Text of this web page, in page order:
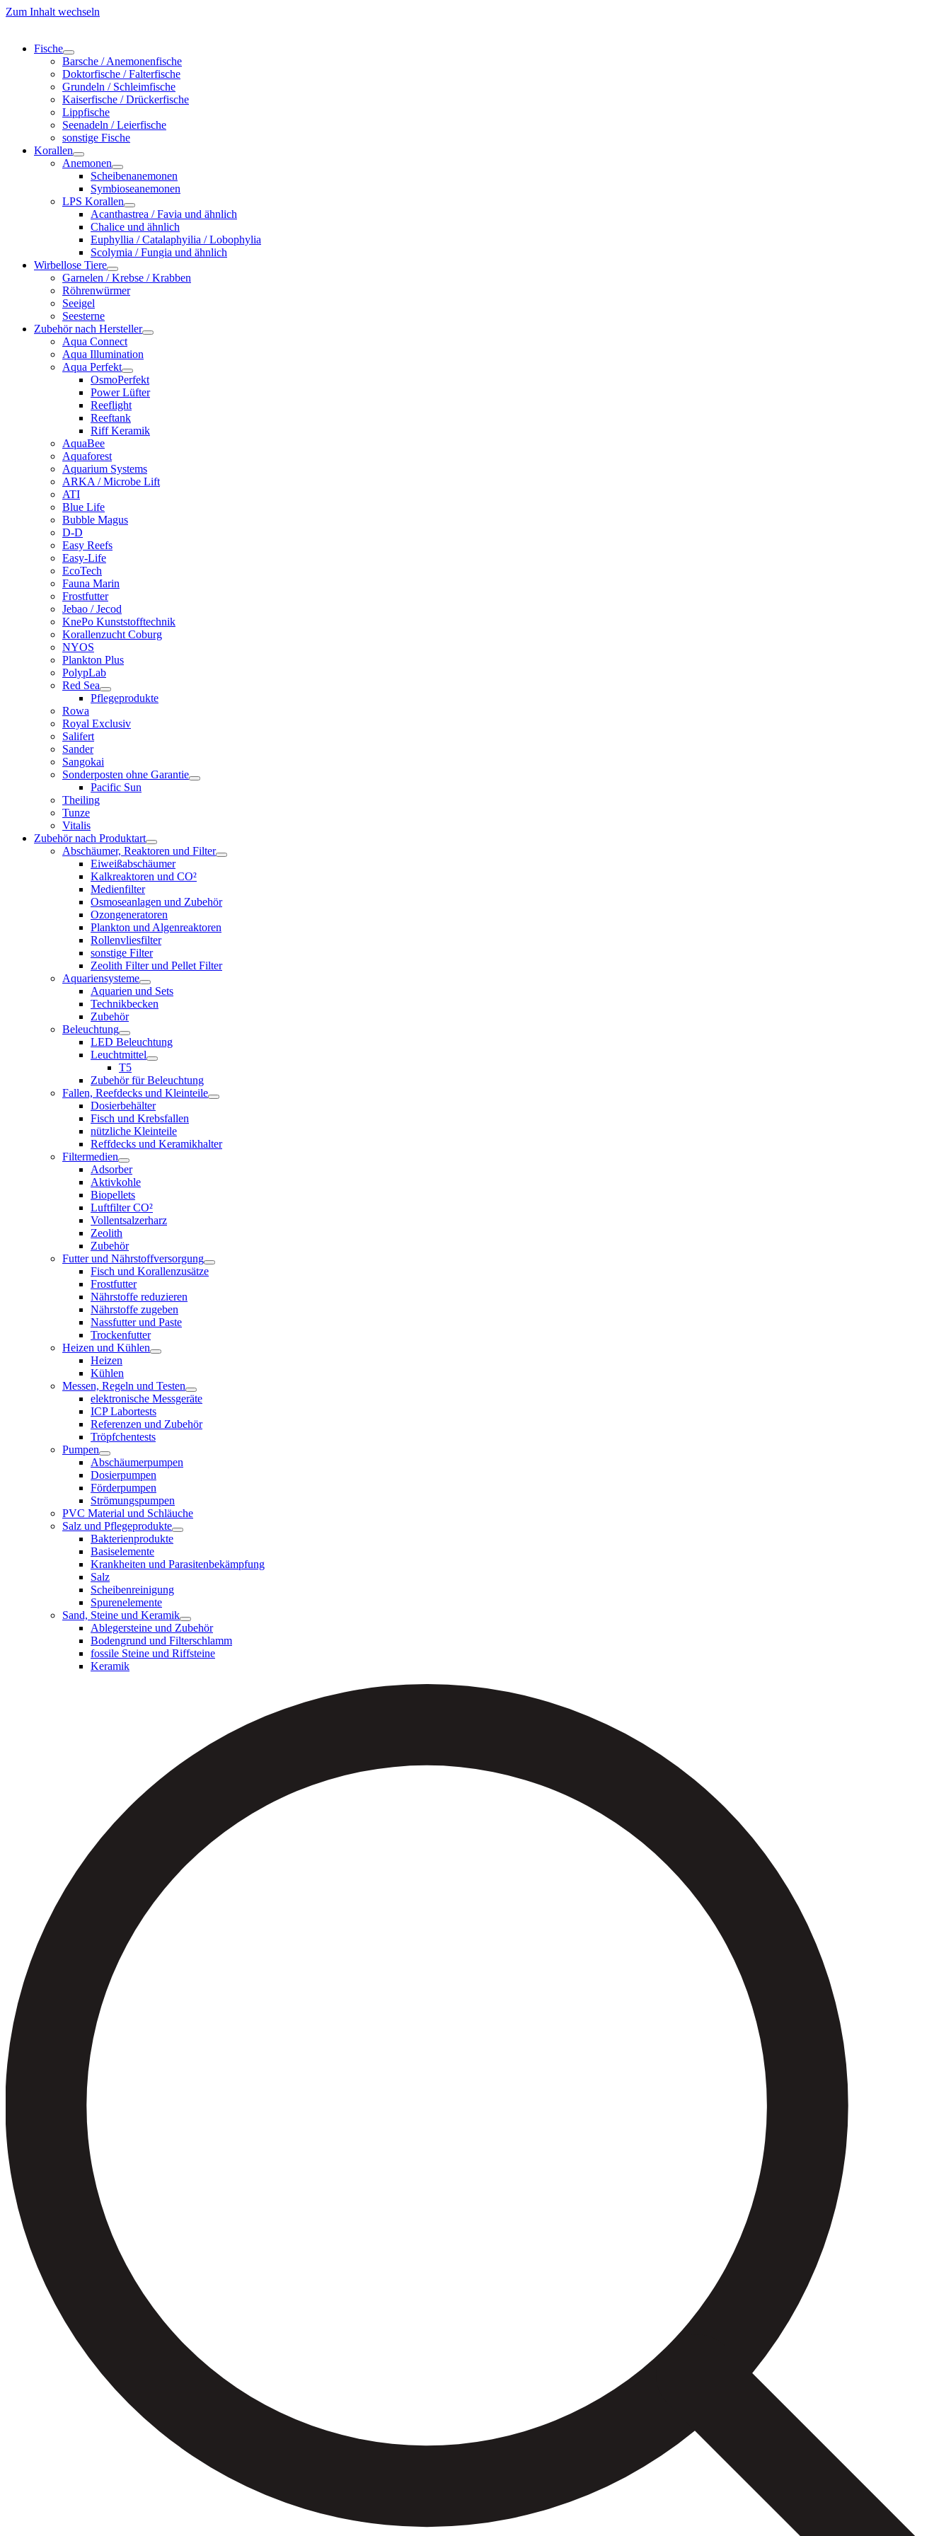
Zum Inhalt wechseln
Fische
Barsche / Anemonenfische
Doktorfische / Falterfische
Grundeln / Schleimfische
Kaiserfische / Drückerfische
Lippfische
Seenadeln / Leierfische
sonstige Fische
Korallen
Anemonen
Scheibenanemonen
Symbioseanemonen
LPS Korallen
Acanthastrea / Favia und ähnlich
Chalice und ähnlich
Euphyllia / Catalaphyilia / Lobophylia
Scolymia / Fungia und ähnlich
Wirbellose Tiere
Garnelen / Krebse / Krabben
Röhrenwürmer
Seeigel
Seesterne
Zubehör nach Hersteller
Aqua Connect
Aqua Illumination
Aqua Perfekt
OsmoPerfekt
Power Lüfter
Reeflight
Reeftank
Riff Keramik
AquaBee
Aquaforest
Aquarium Systems
ARKA / Microbe Lift
ATI
Blue Life
Bubble Magus
D-D
Easy Reefs
Easy-Life
EcoTech
Fauna Marin
Frostfutter
Jebao / Jecod
KnePo Kunststofftechnik
Korallenzucht Coburg
NYOS
Plankton Plus
PolypLab
Red Sea
Pflegeprodukte
Rowa
Royal Exclusiv
Salifert
Sander
Sangokai
Sonderposten ohne Garantie
Pacific Sun
Theiling
Tunze
Vitalis
Zubehör nach Produktart
Abschäumer, Reaktoren und Filter
Eiweißabschäumer
Kalkreaktoren und CO²
Medienfilter
Osmoseanlagen und Zubehör
Ozongeneratoren
Plankton und Algenreaktoren
Rollenvliesfilter
sonstige Filter
Zeolith Filter und Pellet Filter
Aquariensysteme
Aquarien und Sets
Technikbecken
Zubehör
Beleuchtung
LED Beleuchtung
Leuchtmittel
T5
Zubehör für Beleuchtung
Fallen, Reefdecks und Kleinteile
Dosierbehälter
Fisch und Krebsfallen
nützliche Kleinteile
Reffdecks und Keramikhalter
Filtermedien
Adsorber
Aktivkohle
Biopellets
Luftfilter CO²
Vollentsalzerharz
Zeolith
Zubehör
Futter und Nährstoffversorgung
Fisch und Korallenzusätze
Frostfutter
Nährstoffe reduzieren
Nährstoffe zugeben
Nassfutter und Paste
Trockenfutter
Heizen und Kühlen
Heizen
Kühlen
Messen, Regeln und Testen
elektronische Messgeräte
ICP Labortests
Referenzen und Zubehör
Tröpfchentests
Pumpen
Abschäumerpumpen
Dosierpumpen
Förderpumpen
Strömungspumpen
PVC Material und Schläuche
Salz und Pflegeprodukte
Bakterienprodukte
Basiselemente
Krankheiten und Parasitenbekämpfung
Salz
Scheibenreinigung
Spurenelemente
Sand, Steine und Keramik
Ablegersteine und Zubehör
Bodengrund und Filterschlamm
fossile Steine und Riffsteine
Keramik